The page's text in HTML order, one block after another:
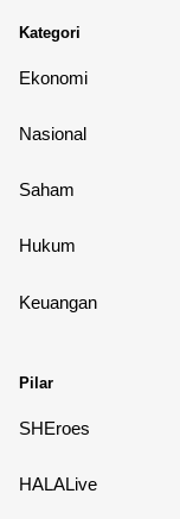
Kategori
Ekonomi
Nasional
Saham
Hukum
Keuangan
Pilar
SHEroes
HALALive